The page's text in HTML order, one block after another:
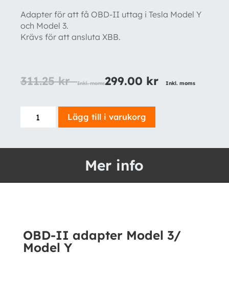
Adapter för att få OBD-II uttag i Tesla Model Y
och Model 3.
Krävs för att ansluta XBB.
311.25kr Inkl. moms299.00 kr Inkl. moms
OBD-
Model
Lägg till i varukorg
Mer info
OBD-II adapter Model 3/
Model Y